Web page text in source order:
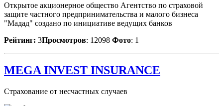
Открытое акционерное общество Агентство по страховой
защите частного предпринимательства и малого бизнеса
"Мадад" создано по инициативе ведущих банков
Рейтинг: 3Просмотров: 12098 Фото: 1
MEGA INVEST INSURANCE
Страхование от несчастных случаев